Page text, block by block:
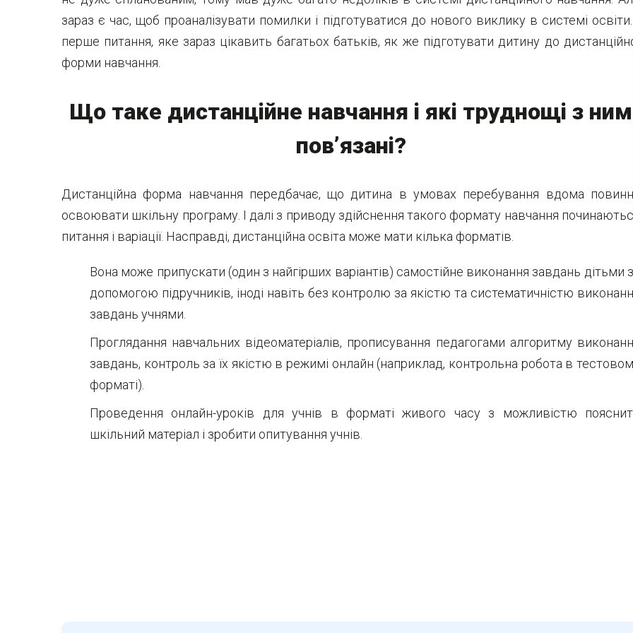
зараз є час, щоб проаналізувати помилки і підготуватися до нового виклику в системі освіти.
перше питання, яке зараз цікавить багатьох батьків, як же підготувати дитину до
форми навчання.
Що таке дистанційне навчання і які труднощі з ним
пов’язані?
Дистанційна форма навчання передбачає, що дитина в умовах перебування вдома
освоювати шкільну програму. І далі з приводу здійснення такого формату навчання
питання і варіації. Насправді, дистанційна освіта може мати кілька форматів.
Вона може припускати (один з найгірших варіантів) самостійне виконання завдань дітьми
допомогою підручників, іноді навіть без контролю за якістю та систематичністю
завдань учнями.
Проглядання навчальних відеоматеріалів, прописування педагогами алгоритму
завдань, контроль за їх якістю в режимі онлайн (наприклад, контрольна робота в
форматі).
Проведення онлайн-уроків для учнів в форматі живого часу з можливістю
шкільний матеріал і зробити опитування учнів.